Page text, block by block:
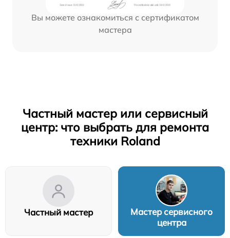
Вы можете ознакомиться с сертификатом
мастера
Частный мастер или сервисный
центр: что выбрать для ремонта
техники Roland
Частный мастер
Мастер сервисного
центра